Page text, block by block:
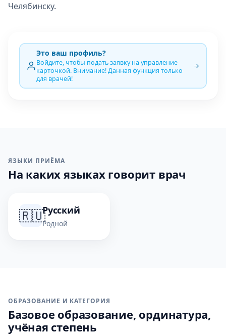
Челябинску.
Это ваш профиль?
Войдите, чтобы подать заявку на управление
карточкой. Внимание! Данная функция только
для врачей!
ЯЗЫКИ ПРИЁМА
На каких языках говорит врач
🇷🇺Русский
Родной
ОБРАЗОВАНИЕ И КАТЕГОРИЯ
Базовое образование, ординатура,
учёная степень